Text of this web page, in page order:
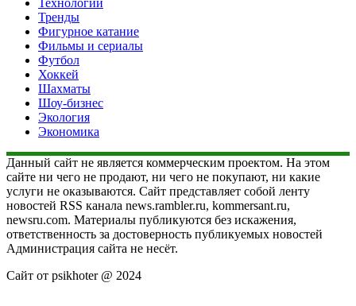
Тренды
Фигурное катание
Фильмы и сериалы
Футбол
Хоккей
Шахматы
Шоу-бизнес
Экология
Экономика
Данный сайт не является коммерческим проектом. На этом
сайте ни чего не продают, ни чего не покупают, ни какие
услуги не оказываются. Сайт представляет собой ленту
новостей RSS канала news.rambler.ru, kommersant.ru,
newsru.com. Материалы публикуются без искажения,
ответственность за достоверность публикуемых новостей
Администрация сайта не несёт.
Сайт от psikhoter @ 2024